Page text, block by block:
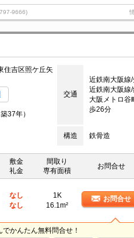
9666)
住吉区照ケ丘矢
交通
近鉄南大阪線
近鉄南大阪線
大阪メトロ谷
歩26分
37年）
構造 鉄骨造
敷金
礼金
間取り
専有面積
お問合せ
なし
なし
1K
16.1m²
お問合せ
かんたん無料問合せ！